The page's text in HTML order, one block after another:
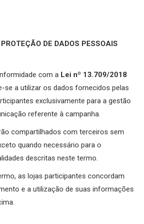
DE DADOS PESSOAIS
com a Lei nº 13.709/2018
se a utilizar os dados fornecidos pelas
exclusivamente para a gestão
referente à campanha.
compartilhados com terceiros sem
quando necessário para o
descritas neste termo.
as lojas participantes concordam
e a utilização de suas informações